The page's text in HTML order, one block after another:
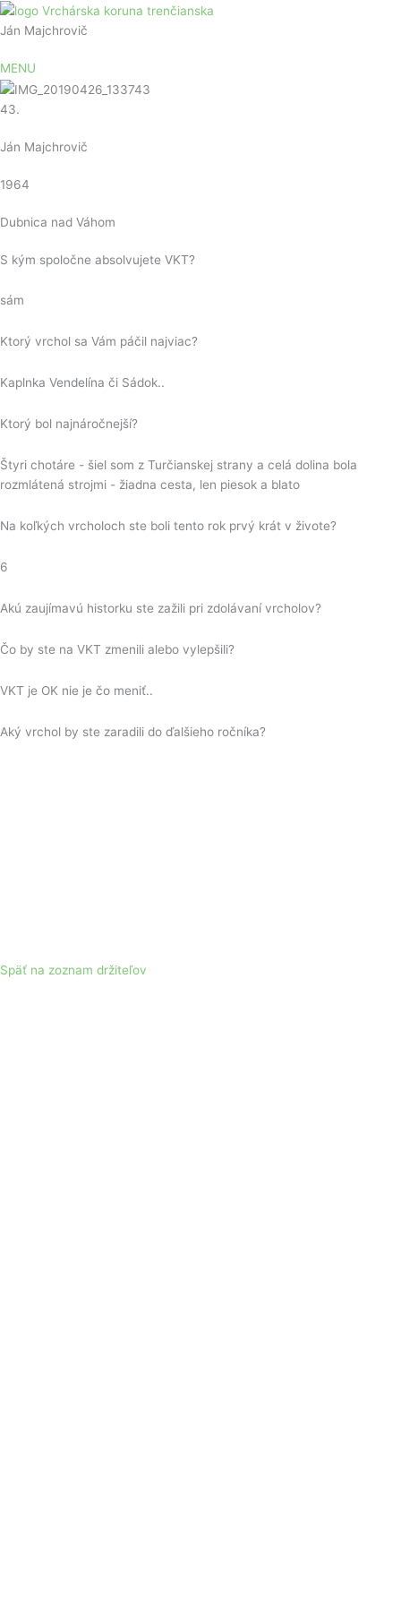
Preskočiť
na
Ján Majchrovič
MENU
43.
Ján Majchrovič
1964
Dubnica nad Váhom
S kým spoločne absolvujete VKT?
sám
Ktorý vrchol sa Vám páčil najviac?
Kaplnka Vendelína či Sádok..
Ktorý bol najnáročnejší?
Štyri chotáre - šiel som z Turčianskej strany a celá dolina bola
rozmlátená strojmi - žiadna cesta, len piesok a blato
Na koľkých vrcholoch ste boli tento rok prvý krát v živote?
6
Akú zaujímavú historku ste zažili pri zdolávaní vrcholov?
Čo by ste na VKT zmenili alebo vylepšili?
VKT je OK nie je čo meniť..
Aký vrchol by ste zaradili do ďalšieho ročníka?
Späť na zoznam držiteľov